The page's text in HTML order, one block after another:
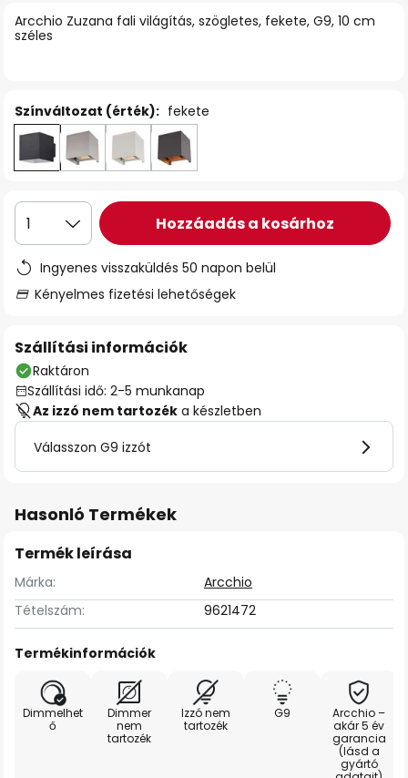
Arcchio Zuzana fali világítás, szögletes, fekete, G9, 10 cm
széles
Színváltozat (érték): fekete
1 Hozzáadás a kosárhoz
Ingyenes visszaküldés 50 napon belül
Kényelmes fizetési lehetőségek
Szállítási információk
Raktáron
Szállítási idő: 2-5 munkanap
Az izzó nem tartozék a készletben
Válasszon G9 izzót
Hasonló Termékek
Termék leírása
Márka:
Arcchio
Tételszám:
9621472
Termékinformációk
Dimmelhet
ő
Dimmer
nem
tartozék
Izzó nem
tartozék
G9
Arcchio –
akár 5 év
garancia
(lásd a
gyártó